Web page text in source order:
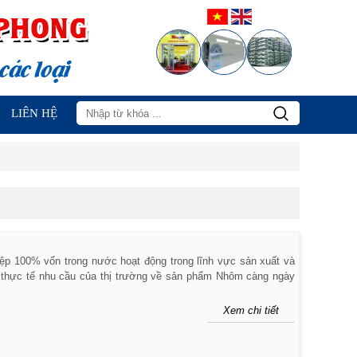
LIÊN HỆ
100% vốn trong nước hoạt động trong lĩnh vực sản xuất và
tế nhu cầu của thị trường về sản phẩm Nhôm càng ngày
Xem chi tiết